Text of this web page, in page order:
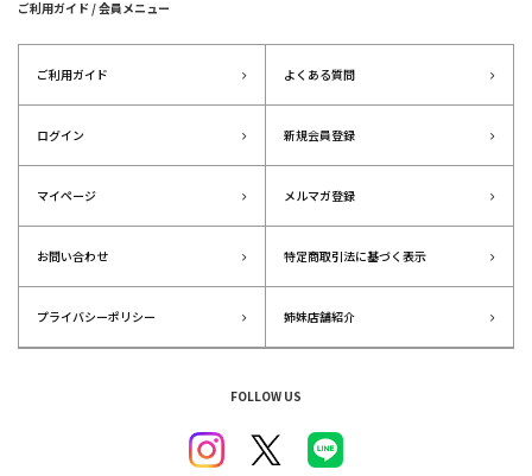
ご利用ガイド / 会員メニュー
ご利用ガイド よくある質問
ログイン 新規会員登録
マイページ メルマガ登録
お問い合わせ 特定商取引法に基づく表示
プライバシーポリシー 姉妹店舗紹介
FOLLOW US